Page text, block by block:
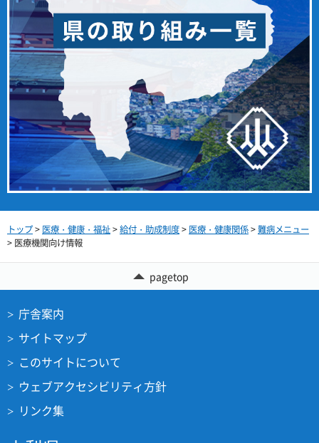
トップ> 医療・健康・福祉>給付・助成制度> 医療・健康関係>難病メニュー
> 医療機関向け情報
pagetop
庁舎案内
サイトマップ
このサイトについて
ウェブアクセシビリティ方針
リンク集